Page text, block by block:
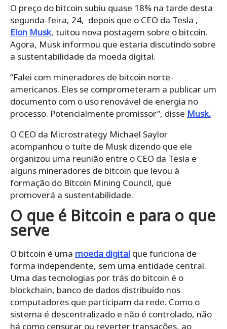
O preço do bitcoin subiu quase 18% na tarde desta
segunda-feira, 24, depois que o CEO da Tesla ,
Elon Musk, tuitou nova postagem sobre o bitcoin.
Agora, Musk informou que estaria discutindo sobre
a sustentabilidade da moeda digital.
“Falei com mineradores de bitcoin norte-
americanos. Eles se comprometeram a publicar um
documento com o uso renovável de energia no
processo. Potencialmente promissor”, disse Musk.
O CEO da Microstrategy Michael Saylor
acompanhou o tuíte de Musk dizendo que ele
organizou uma reunião entre o CEO da Tesla e
alguns mineradores de bitcoin que levou à
formação do Bitcoin Mining Council, que
promoverá a sustentabilidade.
O que é Bitcoin e para o que
serve
O bitcoin é uma moeda digital que funciona de
forma independente, sem uma entidade central.
Uma das tecnologias por trás do bitcoin é o
blockchain, banco de dados distribuído nos
computadores que participam da rede. Como o
sistema é descentralizado e não é controlado, não
há como censurar ou reverter transações, ao